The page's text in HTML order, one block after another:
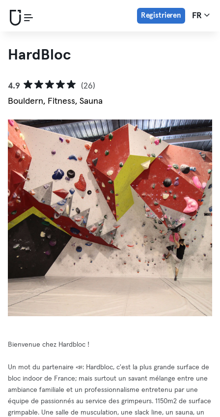
Registrieren FR
HardBloc
4.9
(26)
Bouldern, Fitness, Sauna
Bienvenue chez Hardbloc !
Un mot du partenaire 📣: Hardbloc, c'est la plus grande surface de
bloc indoor de France; mais surtout un savant mélange entre une
ambiance familiale et un professionnalisme entretenu par une
équipe de passionnés au service des grimpeurs. 1150m2 de surface
grimpable. Une salle de musculation, une slack line, un sauna, un